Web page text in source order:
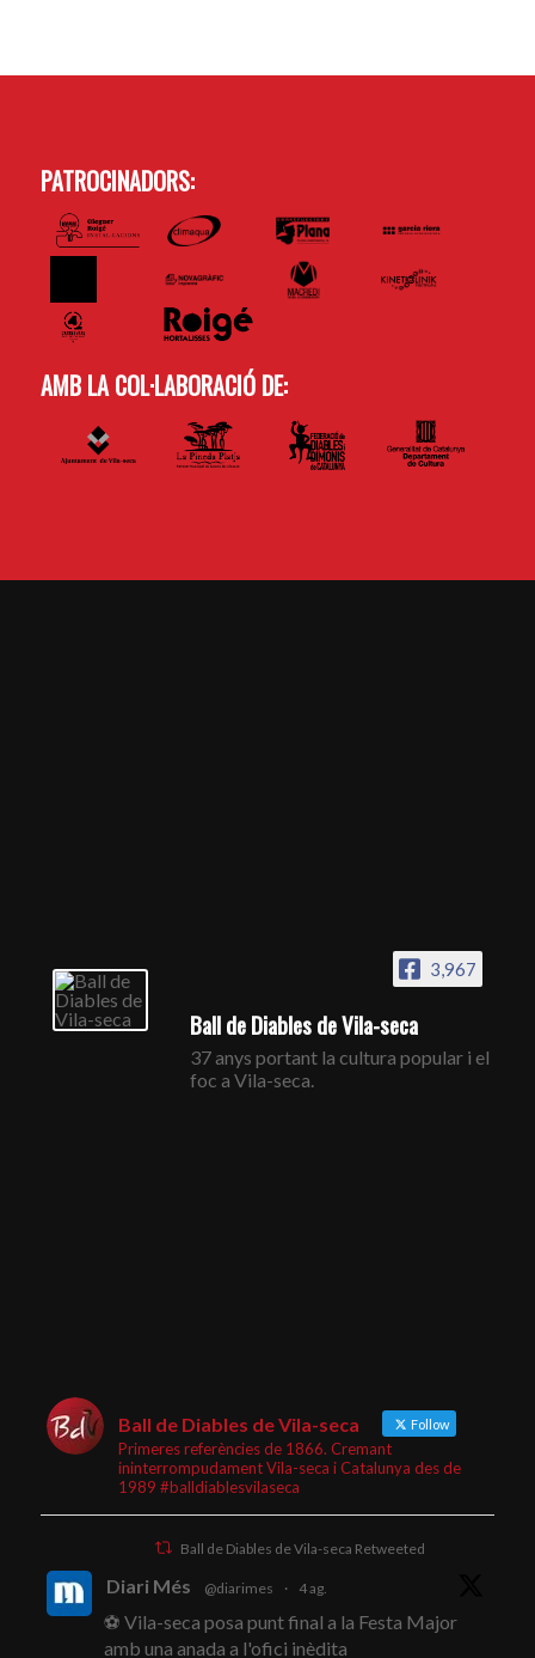
PATROCINADORS:
AMB LA COL·LABORACIÓ DE:
3,967
Ball de Diables de Vila-seca
37 anys portant la cultura popular i el
foc a Vila-seca.
Ball de Diables de Vila-seca Follow
Primeres referències de 1866. Cremant
ininterrompudament Vila-seca i Catalunya des de
1989 #balldiablesvilaseca
Ball de Diables de Vila-seca Retweeted
Diari Més @diarimes · 4 ag.
⚽ Vila-seca posa punt final a la Festa Major
amb una anada a l'ofici inèdita